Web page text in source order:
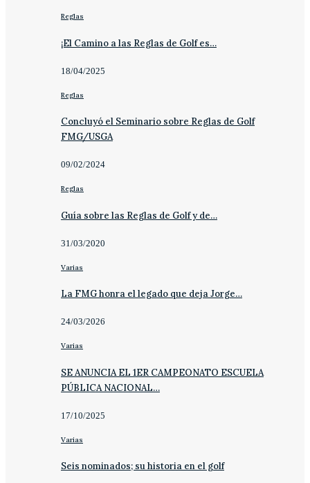
Reglas
¡El Camino a las Reglas de Golf es…
18/04/2025
Reglas
Concluyó el Seminario sobre Reglas de Golf
FMG/USGA
09/02/2024
Reglas
Guía sobre las Reglas de Golf y de…
31/03/2020
Varias
La FMG honra el legado que deja Jorge…
24/03/2026
Varias
SE ANUNCIA EL 1ER CAMPEONATO ESCUELA
PÚBLICA NACIONAL…
17/10/2025
Varias
Seis nominados; su historia en el golf